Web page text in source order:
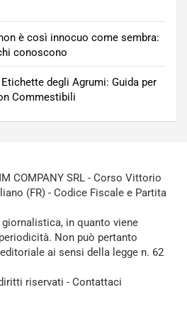
è così innocuo come sembra:
conoscono
degli Agrumi: Guida per
Commestibili
COMPANY SRL - Corso Vittorio
(FR) - Codice Fiscale e Partita
in quanto viene
Non può pertanto
ai sensi della legge n. 62
riservati - Contattaci